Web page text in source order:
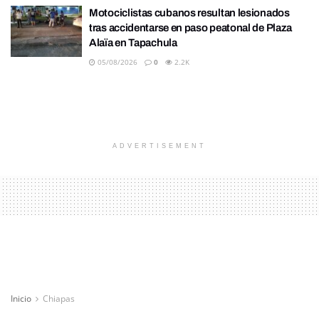
Motociclistas cubanos resultan lesionados
tras accidentarse en paso peatonal de Plaza
Alaïa en Tapachula
05/08/2026 0 2.2K
ADVERTISEMENT
Inicio Chiapas